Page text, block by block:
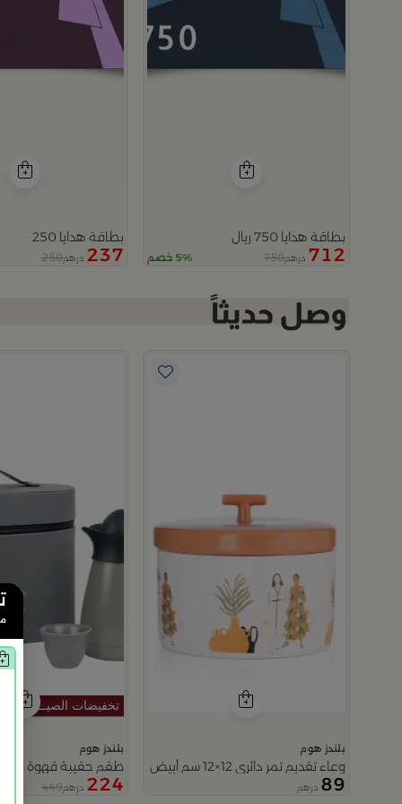
بطاقة هدايا 750 ريال
712 درهم750 5% خصم
بطاقة هدايا 250
237 درهم250
بلندز هوم
وعاء تقديم تمر دائري 12×12 سم أبيض وبرتقالي من الخزف الحجري بغطاء من المدينة القديمة
89 درهم
بلندز هوم
طقم حقيبة قهوة
224 درهم449